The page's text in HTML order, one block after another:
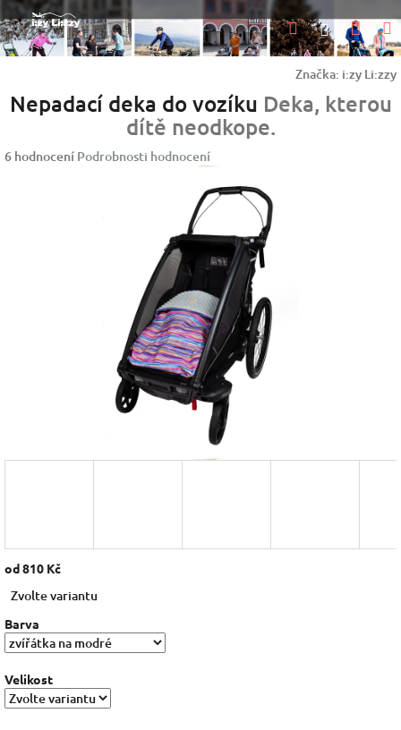
Přejít
na
obsah
HledatPřihlášení
Značka: i:zy Li:zzy
Nepadací deka do vozíku Deka, kterou
dítě neodkope.
Průměrné
6 hodnocení Podrobnosti hodnocení
od810 Kč
cena:
Zvolte variantu
Barva
Velikost